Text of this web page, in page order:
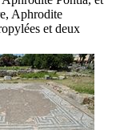
Aphrodite
et deux